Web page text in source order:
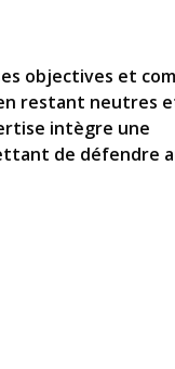
objectives et
restant neutres
intègre une
de défendre